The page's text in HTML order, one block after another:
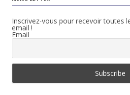
Inscrivez-vous pour recevoir toutes
email !
Email